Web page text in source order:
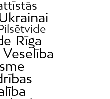
Rīga
Veselība